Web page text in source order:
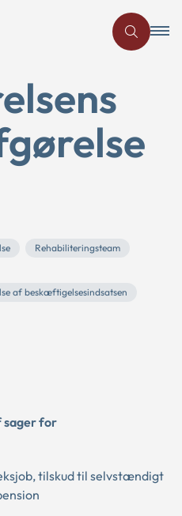
Rehabiliteringsteam
af beskæftigelsesindsatsen
sager for
tilskud til selvstændigt